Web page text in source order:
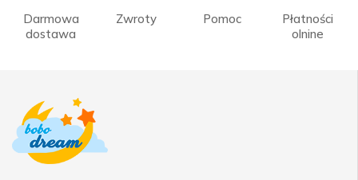
Darmowa
dostawa
Zwroty Pomoc
Płatności
olnine